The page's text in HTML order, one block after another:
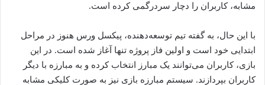
مشابه، کاربران را دچار سردرگمی کرده است.
با این حال، به گفته تیم توسعه‌دهنده، پیکسل ورس هنوز در مراحل
ابتدایی خود است و اولین فاز پروژه تنها آغاز شده است. در این
بازی، کاربران می‌توانند یک مبارز انتخاب کرده و به مبارزه با دیگر
کاربران بپردازند. سیستم مبارزه بازی نیز به صورت کلیکی مشابه